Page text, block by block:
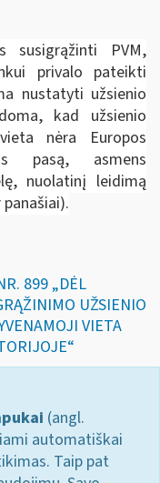
susigrąžinti PVM,
privalo pateikti
nustatyti užsienio
kad užsienio
nėra Europos
pasą, asmens
nuolatinį leidimą
899 „DĖL
UŽSIENIO
VIETA
(angl.
automatiškai
Taip pat